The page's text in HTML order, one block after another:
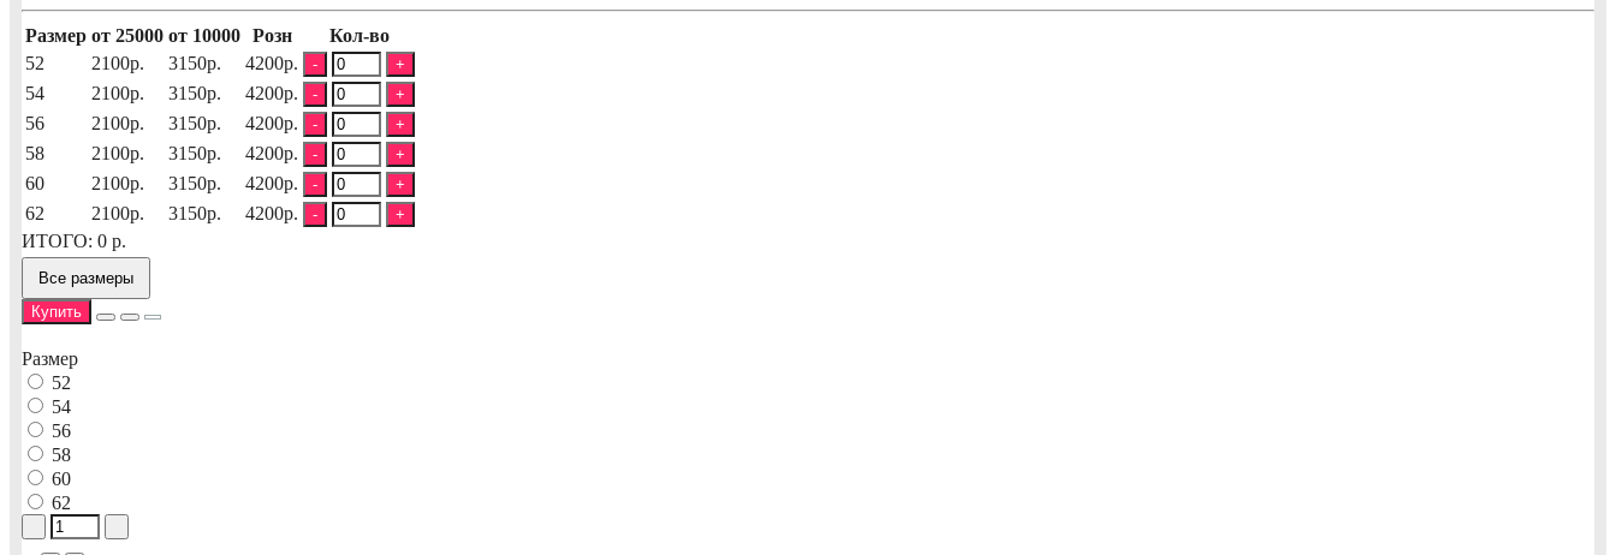
Размер от 25000 от 10000 Розн
Кол-во
52
2100р. 3150р. 4200р. - +
54 2100р. 3150р. 4200р. - +
56 2100р. 3150р. 4200р. - +
58 2100р. 3150р. 4200р. - +
60 2100р. 3150р. 4200р. - +
62 2100р. 3150р. 4200р. - +
ИТОГО: 0 р.
Все размеры
Купить
Размер
52
54
56
58
60
62